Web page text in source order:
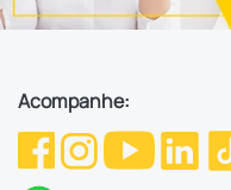
Acompanhe: